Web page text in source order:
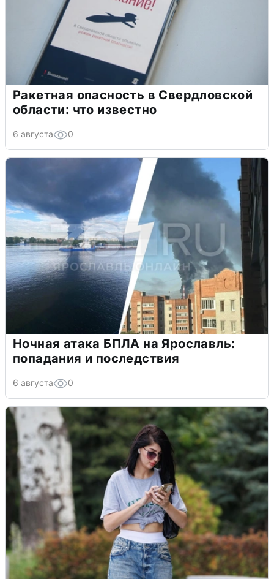
Ракетная опасность в Свердловской
области: что известно
6 августа 0
Ночная атака БПЛА на Ярославль:
попадания и последствия
6 августа 0